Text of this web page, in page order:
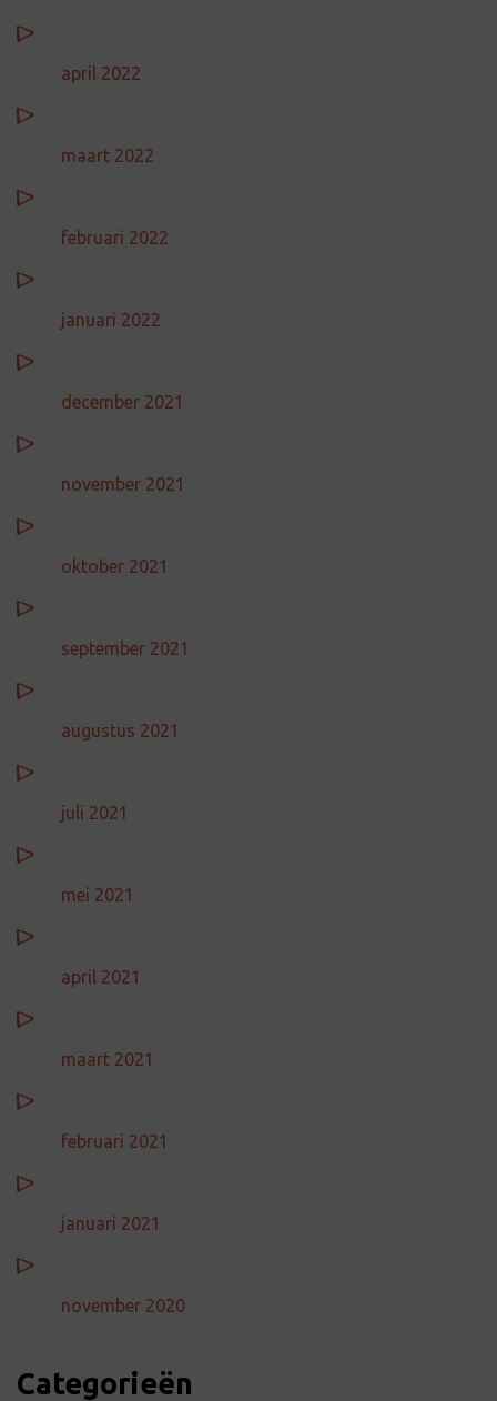
april 2022
maart 2022
februari 2022
januari 2022
december 2021
november 2021
oktober 2021
september 2021
augustus 2021
juli 2021
mei 2021
april 2021
maart 2021
februari 2021
januari 2021
november 2020
Categorieën